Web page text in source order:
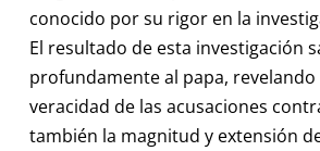
conocido por su rigor en la
El resultado de esta investigación
profundamente al papa, revelando
veracidad de las acusaciones
también la magnitud y extensión